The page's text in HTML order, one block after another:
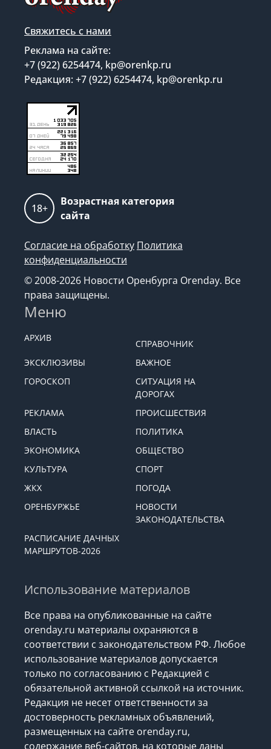
Свяжитесь с нами
Реклама на сайте:
+7 (922) 6254474, kp@orenkp.ru
Редакция: +7 (922) 6254474, kp@orenkp.ru
18+
Возрастная категория
сайта
Согласие на обработку Политика
конфиденциальности
© 2008-2026 Новости Оренбурга Orenday. Все
права защищены.
Меню
АРХИВ
СПРАВОЧНИК
ЭКСКЛЮЗИВЫ
ВАЖНОЕ
ГОРОСКОП
СИТУАЦИЯ НА
ДОРОГАХ
РЕКЛАМА
ПРОИСШЕСТВИЯ
ВЛАСТЬ
ПОЛИТИКА
ЭКОНОМИКА
ОБЩЕСТВО
КУЛЬТУРА
СПОРТ
ЖКХ
ПОГОДА
ОРЕНБУРЖЬЕ
НОВОСТИ
ЗАКОНОДАТЕЛЬСТВА
РАСПИСАНИЕ ДАЧНЫХ
МАРШРУТОВ-2026
Использование материалов
Все права на опубликованные на сайте
orenday.ru материалы охраняются в
соответствии с законодательством РФ. Любое
использование материалов допускается
только по согласованию с Редакцией с
обязательной активной ссылкой на источник.
Редакция не несет ответственности за
достоверность рекламных объявлений,
размещенных на сайте orenday.ru,
содержание веб-сайтов, на которые даны